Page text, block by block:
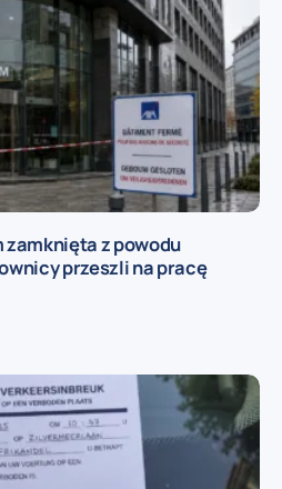
zamknięta z powodu
przeszli na pracę